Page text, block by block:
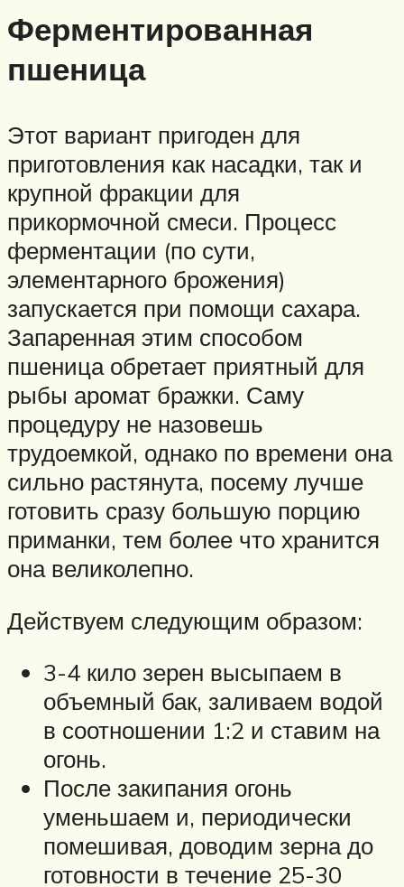
Ферментированная
пшеница
Этот вариант пригоден для
приготовления как насадки, так и
крупной фракции для
прикормочной смеси. Процесс
ферментации (по сути,
элементарного брожения)
запускается при помощи сахара.
Запаренная этим способом
пшеница обретает приятный для
рыбы аромат бражки. Саму
процедуру не назовешь
трудоемкой, однако по времени она
сильно растянута, посему лучше
готовить сразу большую порцию
приманки, тем более что хранится
она великолепно.
Действуем следующим образом:
3-4 кило зерен высыпаем в
объемный бак, заливаем водой
в соотношении 1:2 и ставим на
огонь.
После закипания огонь
уменьшаем и, периодически
помешивая, доводим зерна до
готовности в течение 25-30